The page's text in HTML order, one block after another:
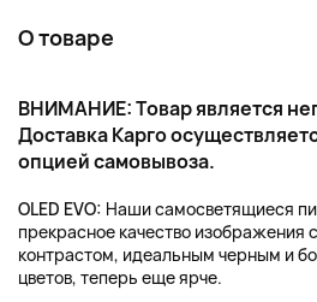
О товаре
ВНИМАНИЕ: Товар является
Доставка Карго
опцией самовывоза.
OLED EVO: Наши самосветящиеся
прекрасное качество изображения
контрастом, идеальным черным и
цветов, теперь еще ярче.